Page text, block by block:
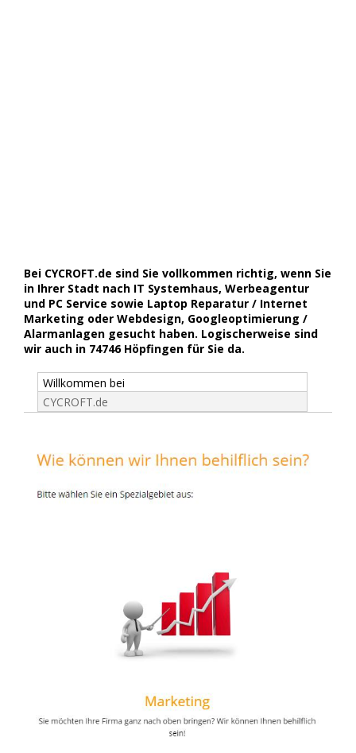
Bei CYCROFT.de sind Sie vollkommen richtig, wenn Sie
in Ihrer Stadt nach IT Systemhaus, Werbeagentur
und PC Service sowie Laptop Reparatur / Internet
Marketing oder Webdesign, Googleoptimierung /
Alarmanlagen gesucht haben. Logischerweise sind
wir auch in 74746 Höpfingen für Sie da.
Willkommen bei
CYCROFT.de